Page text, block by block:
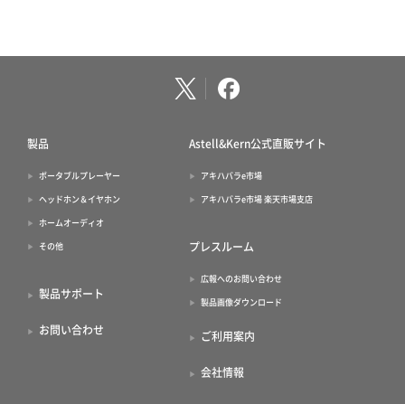
製品
ポータブルプレーヤー
ヘッドホン＆イヤホン
ホームオーディオ
その他
製品サポート
お問い合わせ
Astell&Kern公式直販サイト
アキハバラe市場
アキハバラe市場 楽天市場支店
プレスルーム
広報へのお問い合わせ
製品画像ダウンロード
ご利用案内
会社情報